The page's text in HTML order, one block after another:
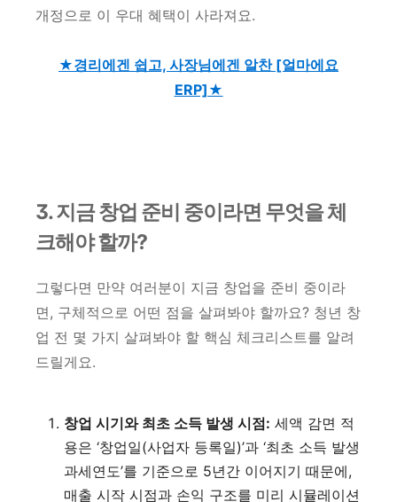
개정으로 이 우대 혜택이 사라져요.
★경리에겐 쉽고, 사장님에겐 알찬 [얼마에요
ERP]★
3. 지금 창업 준비 중이라면 무엇을 체
크해야 할까?
그렇다면 만약 여러분이 지금 창업을 준비 중이라
면, 구체적으로 어떤 점을 살펴봐야 할까요? 청년 창
업 전 몇 가지 살펴봐야 할 핵심 체크리스트를 알려
드릴게요.
창업 시기와 최초 소득 발생 시점: 세액 감면 적
용은 ‘창업일(사업자 등록일)’과 ‘최초 소득 발생
과세연도’를 기준으로 5년간 이어지기 때문에,
매출 시작 시점과 손익 구조를 미리 시뮬레이션